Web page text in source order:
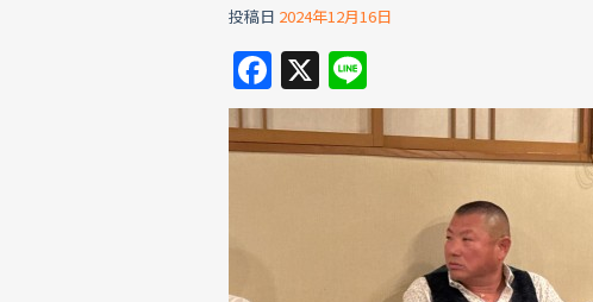
投稿日 2024年12月16日
F
a
c
X
n
e